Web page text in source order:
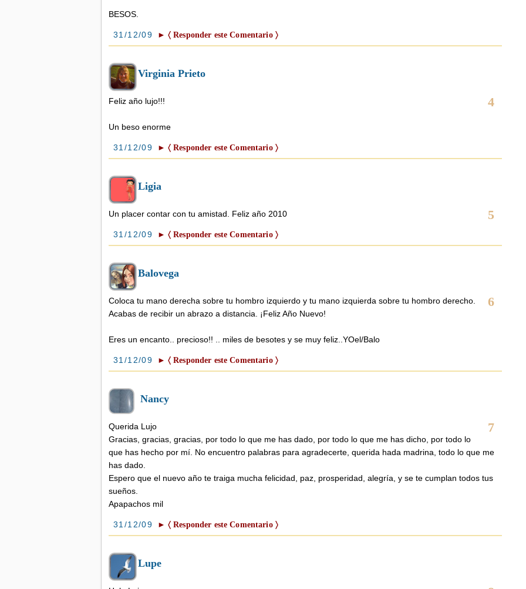
BESOS.
31/12/09 ► 〈 Responder este Comentario 〉
Virginia Prieto
4
Feliz año lujo!!!
Un beso enorme
31/12/09 ► 〈 Responder este Comentario 〉
Ligia
5
Un placer contar con tu amistad. Feliz año 2010
31/12/09 ► 〈 Responder este Comentario 〉
Balovega
6
Coloca tu mano derecha sobre tu hombro izquierdo y tu mano izquierda sobre tu hombro derecho.
Acabas de recibir un abrazo a distancia. ¡Feliz Año Nuevo!
Eres un encanto.. precioso!! .. miles de besotes y se muy feliz..YOel/Balo
31/12/09 ► 〈 Responder este Comentario 〉
Nancy
7
Querida Lujo
Gracias, gracias, gracias, por todo lo que me has dado, por todo lo que me has dicho, por todo lo
que has hecho por mí. No encuentro palabras para agradecerte, querida hada madrina, todo lo que me
has dado.
Espero que el nuevo año te traiga mucha felicidad, paz, prosperidad, alegría, y se te cumplan todos tus
sueños.
Apapachos mil
31/12/09 ► 〈 Responder este Comentario 〉
Lupe